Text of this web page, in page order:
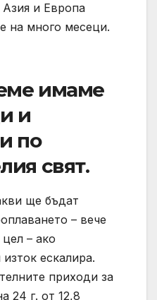
и Европа
на много месеци.
имаме
и
по
свят.
ще бъдат
– вече
– ако
ескалира.
приходи за
24 г. от 12,8